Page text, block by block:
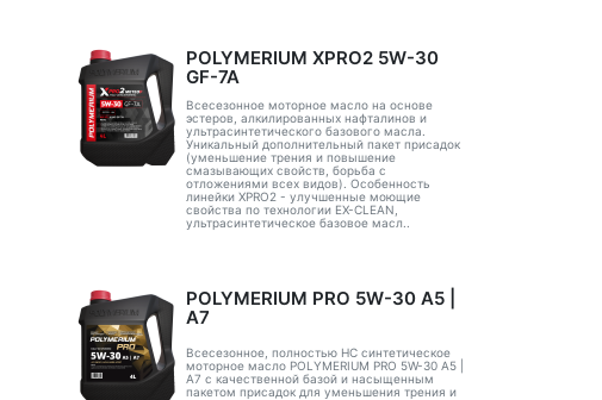
POLYMERIUM XPRO2 5W-30
GF-7A
Всесезонное моторное масло на основе
эстеров, алкилированных нафталинов и
ультрасинтетического базового масла.
Уникальный дополнительный пакет присадок
(уменьшение трения и повышение
смазывающих свойств, борьба с
отложениями всех видов). Особенность
линейки XPRO2 - улучшенные моющие
свойства по технологии EX-CLEAN,
ультрасинтетическое базовое масл..
POLYMERIUM PRO 5W-30 A5 |
А7
Всесезонное, полностью HC синтетическое
моторное масло POLYMERIUM PRO 5W-30 A5 |
А7 с качественной базой и насыщенным
пакетом присадок для уменьшения трения и